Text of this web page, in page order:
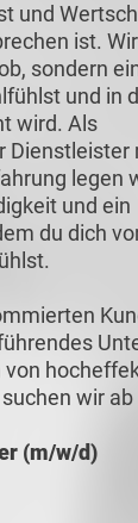
und
ist.
sondern
und in
wird. Als
Dienstleister
legen
und ein
du dich
von
wir
(m/w/d)